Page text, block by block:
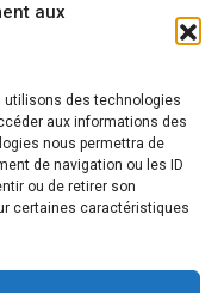
aux
utilisons des technologies
aux informations des
nous permettra de
de navigation ou les ID
ou de retirer son
certaines caractéristiques
1 à 4 newsletters par mois.